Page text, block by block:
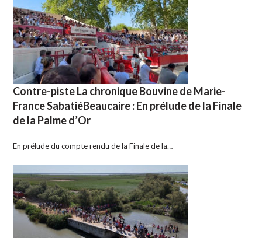
Contre-piste La chronique Bouvine de Marie-
France SabatiéBeaucaire : En prélude de la Finale
de la Palme d’Or
En prélude du compte rendu de la Finale de la…